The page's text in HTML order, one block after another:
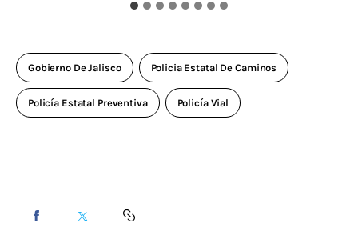
Gobierno De Jalisco Policia Estatal De Caminos
Policía Estatal Preventiva Policía Vial